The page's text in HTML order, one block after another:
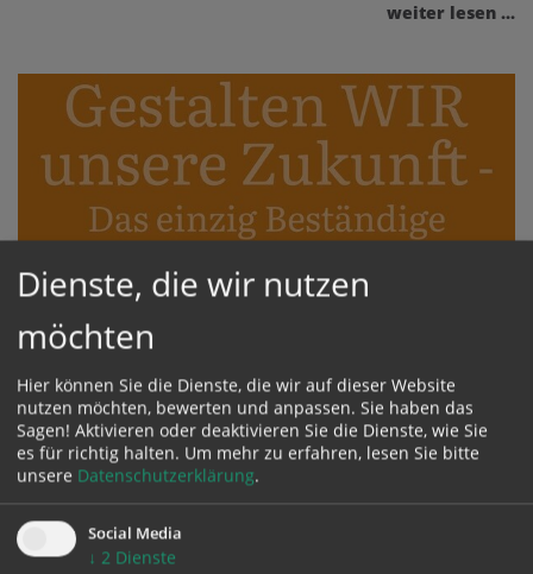
weiter lesen ...
Dienste, die wir nutzen
möchten
Hier können Sie die Dienste, die wir auf dieser Website
nutzen möchten, bewerten und anpassen. Sie haben das
Sagen! Aktivieren oder deaktivieren Sie die Dienste, wie Sie
es für richtig halten. Um mehr zu erfahren, lesen Sie bitte
unsere Datenschutzerklärung.
Social Media
↓ 2 Dienste